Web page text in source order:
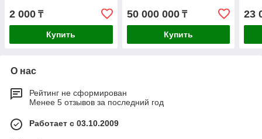
2 000 ₸
Купить
50 000 000₸
Купить
23
О нас
Рейтинг не сформирован
Менее 5 отзывов за последний год
Работает с 03.10.2009